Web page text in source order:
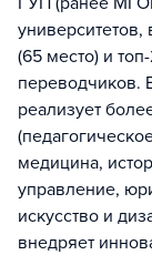
университетов,
(65 место) и
переводчиков.
реализует
медицина,
управление,
искусство и
внедряет